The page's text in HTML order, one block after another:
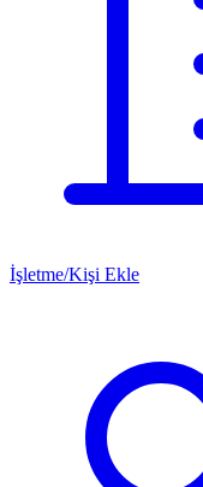
İşletme/Kişi Ekle